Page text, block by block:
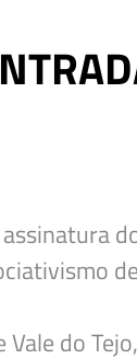
do